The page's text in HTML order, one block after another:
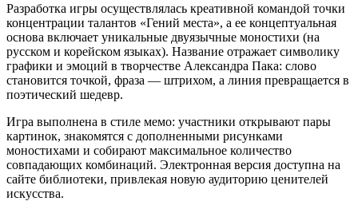
Разработка игры осуществлялась креативной командой точки
концентрации талантов «Гений места», а ее концептуальная
основа включает уникальные двуязычные моностихи (на
русском и корейском языках). Название отражает символику
графики и эмоций в творчестве Александра Пака: слово
становится точкой, фраза — штрихом, а линия превращается в
поэтический шедевр.
Игра выполнена в стиле мемо: участники открывают пары
картинок, знакомятся с дополненными рисунками
моностихами и собирают максимальное количество
совпадающих комбинаций. Электронная версия доступна на
сайте библиотеки, привлекая новую аудиторию ценителей
искусства.